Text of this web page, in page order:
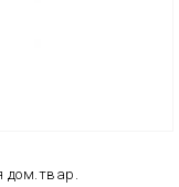
дом.твар.